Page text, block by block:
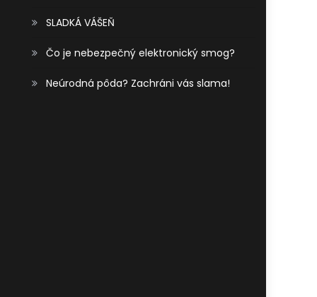
SLADKÁ VÁŠEŇ
Čo je nebezpečný elektronický smog?
Neúrodná pôda? Zachráni vás slama!